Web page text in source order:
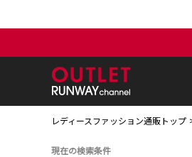
レディースファッション通販トップ
現在の検索条件